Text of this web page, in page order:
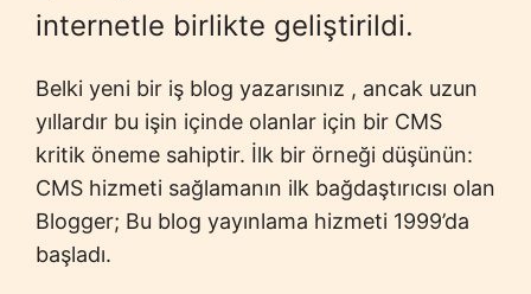
internetle birlikte geliştirildi.
Belki yeni bir iş blog yazarısınız , ancak uzun
yıllardır bu işin içinde olanlar için bir CMS
kritik öneme sahiptir. İlk bir örneği düşünün:
CMS hizmeti sağlamanın ilk bağdaştırıcısı olan
Blogger; Bu blog yayınlama hizmeti 1999’da
başladı.